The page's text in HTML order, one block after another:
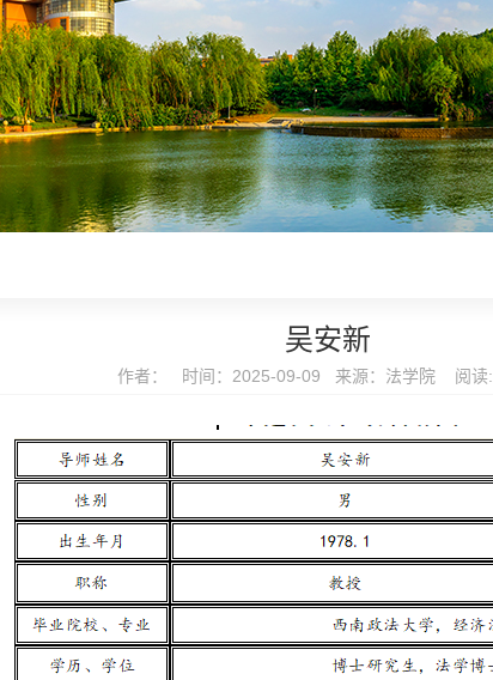
吴安新
作者： 时间：2025-09-09 来源：法学院 阅读: